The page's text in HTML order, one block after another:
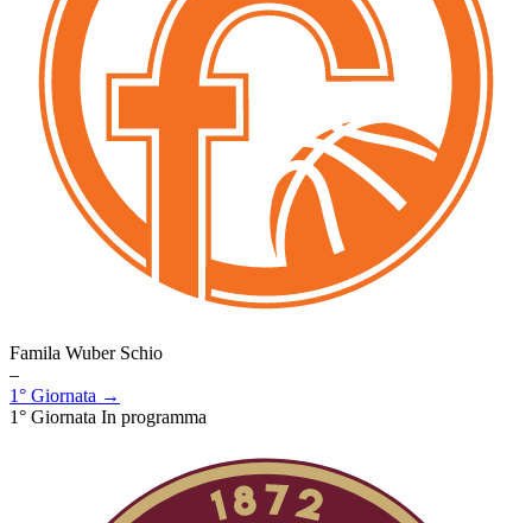
Famila Wuber Schio
–
1° Giornata →
1° Giornata In programma